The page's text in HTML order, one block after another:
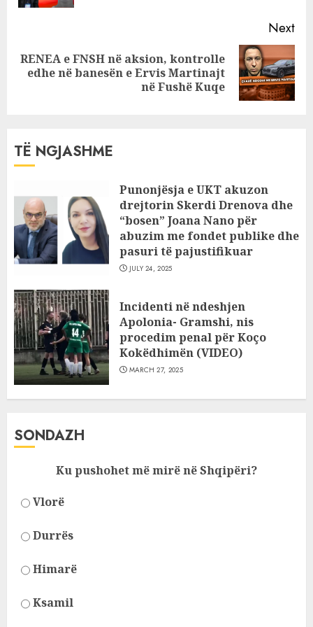
Next
Next
RENEA e FNSH në aksion, kontrolle
edhe në banesën e Ervis Martinajt
në Fushë Kuqe
TË NGJASHME
Punonjësja e UKT akuzon
drejtorin Skerdi Drenova dhe
“bosen” Joana Nano për
abuzim me fondet publike dhe
pasuri të pajustifikuar
JULY 24, 2025
Incidenti në ndeshjen
Apolonia- Gramshi, nis
procedim penal për Koço
Kokëdhimën (VIDEO)
MARCH 27, 2025
SONDAZH
Ku pushohet më mirë në Shqipëri?
Vlorë
Durrës
Himarë
Ksamil